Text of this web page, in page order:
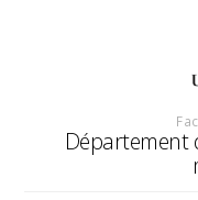
Département